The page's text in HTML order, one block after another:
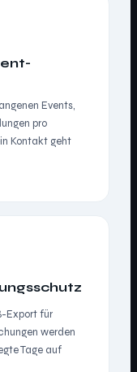
Events,
pro
Kontakt geht
Export für
werden
Tage auf